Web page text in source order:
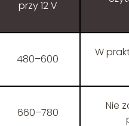
przy 12 V
480–600
W
660–780
Nie